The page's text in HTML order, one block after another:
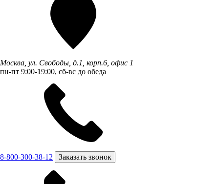
Москва, ул. Свободы, д.1, корп.6, офис 1
пн-пт 9:00-19:00, сб-вс до обеда
8-800-300-38-12 Заказать звонок